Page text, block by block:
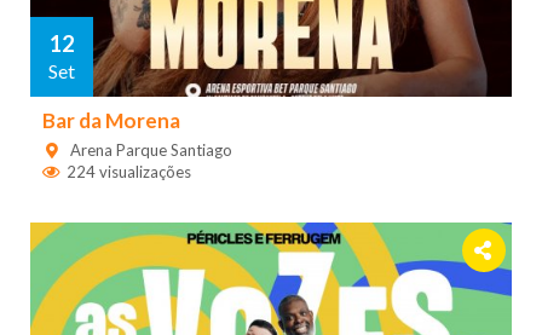
12
Set
Bar da Morena
Arena Parque Santiago
224 visualizações